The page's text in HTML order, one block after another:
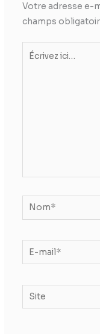
Votre adresse e-
champs
Écrivez
Nom*
E-
mail*
Site